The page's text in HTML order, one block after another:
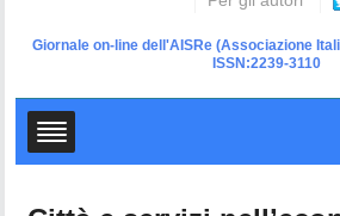
Giornale on-line dell'AISRe (Associazione
ISSN:2239-3110